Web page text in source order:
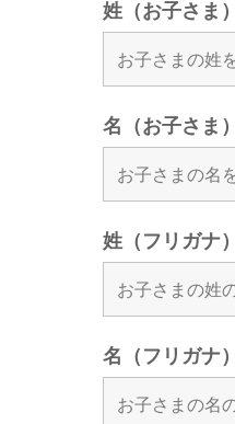
姓（お子さま）
名（お子さま）
姓（フリガナ）
名（フリガナ）